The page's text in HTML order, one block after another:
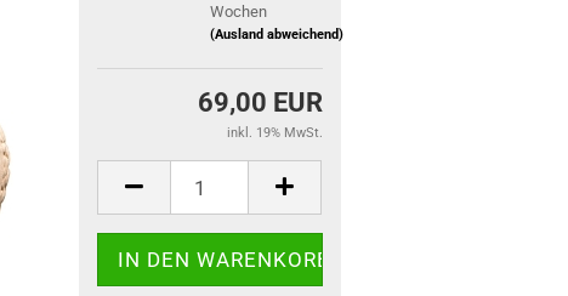
Wochen
(Ausland abweichend)
69,00 EUR
inkl. 19% MwSt.